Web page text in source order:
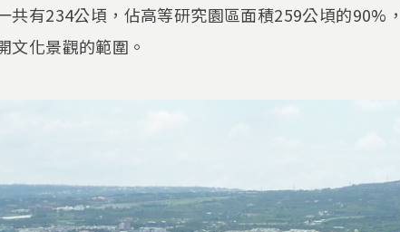
共有234公頃，佔高等研究園區面積259公頃的90%
文化景觀的範圍。